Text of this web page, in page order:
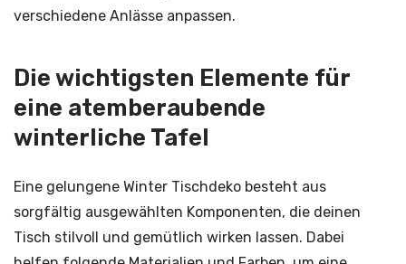
verschiedene Anlässe anpassen.
Die wichtigsten Elemente für
eine atemberaubende
winterliche Tafel
Eine gelungene Winter Tischdeko besteht aus
sorgfältig ausgewählten Komponenten, die deinen
Tisch stilvoll und gemütlich wirken lassen. Dabei